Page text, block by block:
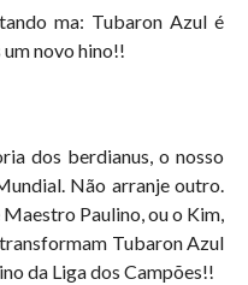
ma: Tubaron Azul é
um novo hino!!
dos berdianus, o nosso
Não arranje outro.
Paulino, ou o Kim,
Tubaron Azul
da Liga dos Campões!!